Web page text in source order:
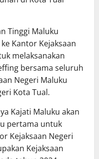
Tinggi Maluku
Kantor Kejaksaan
melaksanakan
bersama seluruh
Negeri Maluku
Kota Tual.
Kajati Maluku akan
pertama untuk
Kejaksaan Negeri
Kejaksaan